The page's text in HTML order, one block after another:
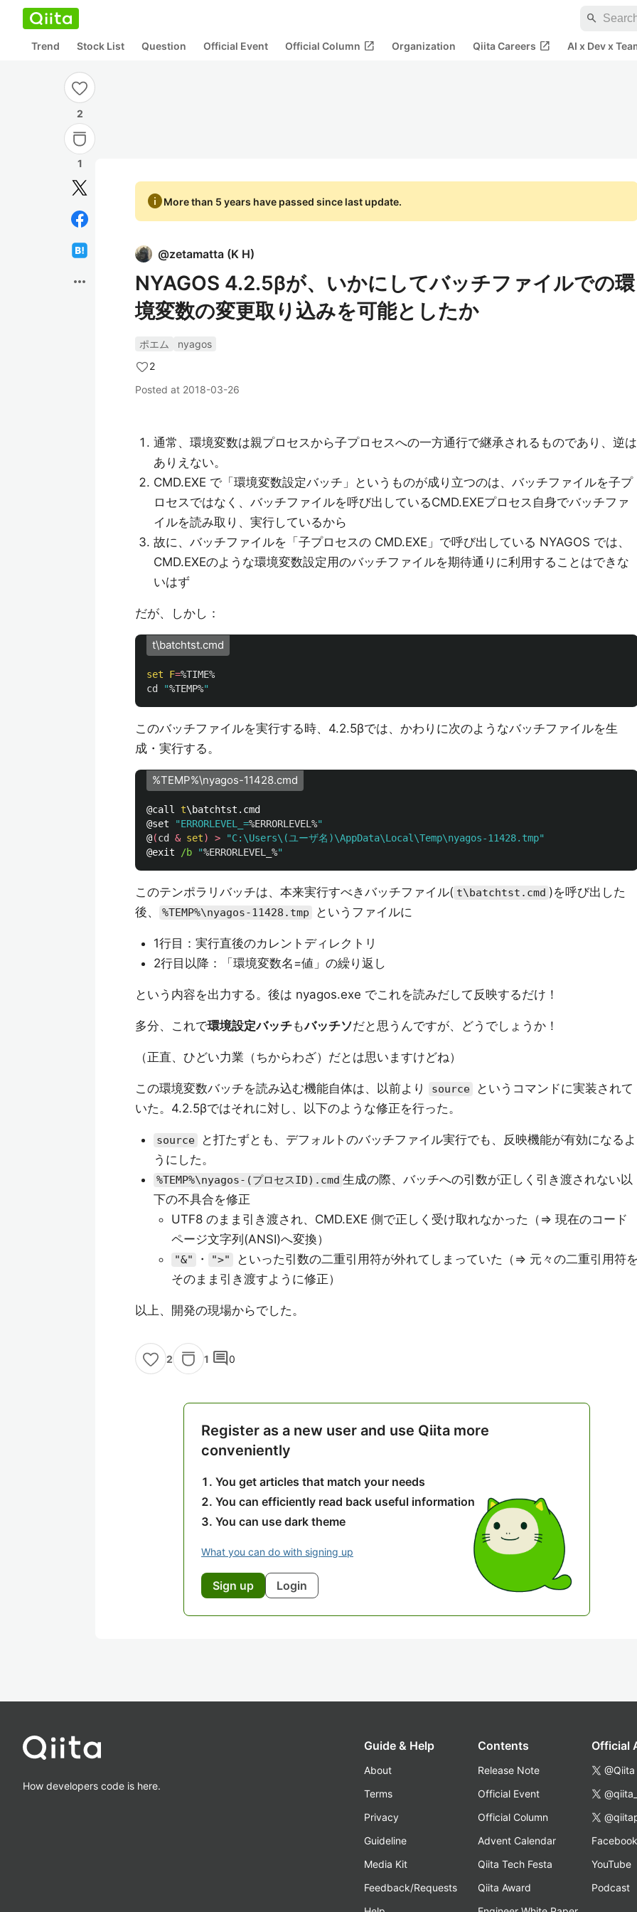
search
Trend Stock List Question Official Event Official Column open_in_new Organization Qiita Careers open_in_new AI x Dev x
2
1
more_horiz
infoMore than 5 years have passed since last update.
@zetamatta (K H)
NYAGOS 4.2.5βが、いかにしてバッチファイルでの環
境変数の変更取り込みを可能としたか
ポエム
nyagos
2
Posted at 2018-03-26
通常、環境変数は親プロセスから子プロセスへの一方通行で継承されるものであり、逆は
ありえない。
CMD.EXE で「環境変数設定バッチ」というものが成り立つのは、バッチファイルを子プ
ロセスではなく、バッチファイルを呼び出しているCMD.EXEプロセス自身でバッチファ
イルを読み取り、実行しているから
故に、バッチファイルを「子プロセスの CMD.EXE」で呼び出している NYAGOS では、
CMD.EXEのような環境変数設定用のバッチファイルを期待通りに利用することはできな
いはず
だが、しかし：
t\batchtst.cmd
set F=%TIME%
cd
"%TEMP%"
このバッチファイルを実行する時、4.2.5βでは、かわりに次のようなバッチファイルを生
成・実行する。
%TEMP%\nyagos-11428.cmd
@call t\batchtst.cmd
@set
"ERRORLEVEL_=%ERRORLEVEL%"
@(cd & set) >
"C:\Users\(ユーザ名)\AppData\Local\Temp\nyagos-11428.tmp"
@exit
/b "%ERRORLEVEL_%"
このテンポラリバッチは、本来実行すべきバッチファイル( t\batchtst.cmd )を呼び出した
後、
%TEMP%\nyagos-11428.tmp というファイルに
1行目：実行直後のカレントディレクトリ
2行目以降：「環境変数名=値」の繰り返し
という内容を出力する。後は nyagos.exe でこれを読みだして反映するだけ！
多分、これで環境設定バッチもバッチソだと思うんですが、どうでしょうか！
（正直、ひどい力業（ちからわざ）だとは思いますけどね）
この環境変数バッチを読み込む機能自体は、以前より source
というコマンドに実装されて
いた。4.2.5βではそれに対し、以下のような修正を行った。
source
と打たずとも、デフォルトのバッチファイル実行でも、反映機能が有効になるよ
うにした。
%TEMP%\nyagos-(プロセスID).cmd 生成の際、バッチへの引数が正しく引き渡されない以
下の不具合を修正
UTF8 のまま引き渡され、CMD.EXE 側で正しく受け取れなかった（⇒ 現在のコード
ページ文字列(ANSI)へ変換）
"&" ・ ">"
といった引数の二重引用符が外れてしまっていた（⇒ 元々の二重引用符
そのまま引き渡すように修正）
以上、開発の現場からでした。
2 1 comment0
Register as a new user and use Qiita more
conveniently
You get articles that match your needs
You can efficiently read back useful information
You can use dark theme
What you can do with signing up
Sign up Login
How developers code is here.
Guide & Help
About
Terms
Privacy
Guideline
Media Kit
Feedback/Requests
Contents
Release Note
Official Event
Official Column
Advent Calendar
Qiita Tech Festa
Qiita Award
Official
@Qiita
Facebook
YouTube
Podcast